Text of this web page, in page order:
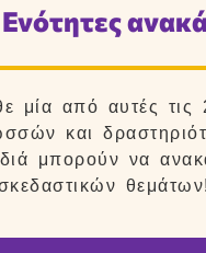
Ενότητες
μία από αυτές τις
και
μπορούν να
θεμάτων!